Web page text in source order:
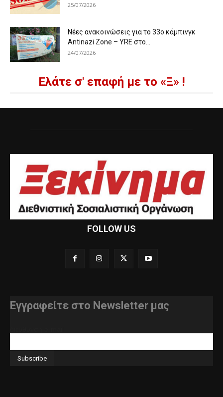
25/07/2026
Νέες ανακοινώσεις για το 33ο κάμπινγκ
Antinazi Zone – YRE στο...
24/07/2026
Ελάτε σ' επαφή με το «Ξ» !
FOLLOW US
Εγγραφείτε στο Newsletter μας